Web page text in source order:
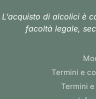
L’acquisto di alcolici è
facoltà legale,
Termini e
Termini